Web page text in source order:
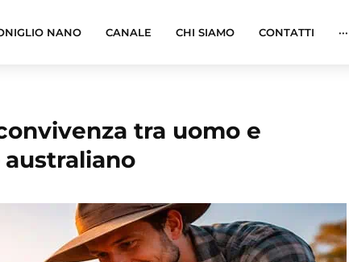
NANO CANALE CHI SIAMO CONTATTI ···
tra uomo e